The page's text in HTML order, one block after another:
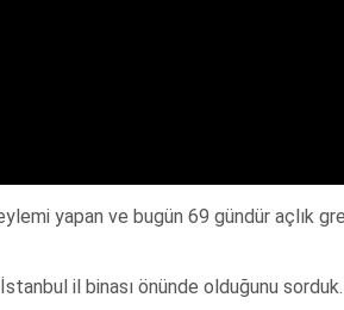
yapan ve bugün 69 gündür açlık
il binası önünde olduğunu sorduk.